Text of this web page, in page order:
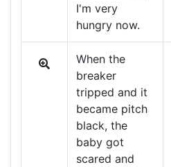
I'm very
hungry now.
When the
breaker
tripped and it
became pitch
black, the
baby got
scared and